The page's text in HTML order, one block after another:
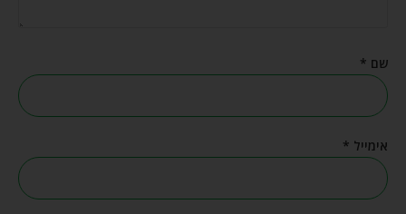
שם *
אימייל *